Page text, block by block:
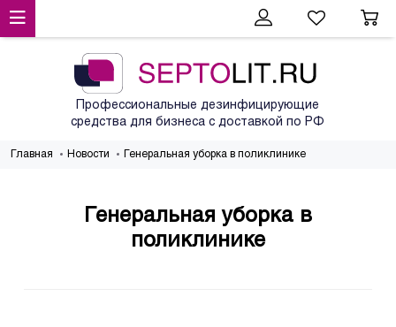
Профессиональные дезинфицирующие
средства для бизнеса с доставкой по РФ
Главная Новости Генеральная уборка в поликлинике
Генеральная уборка в
поликлинике